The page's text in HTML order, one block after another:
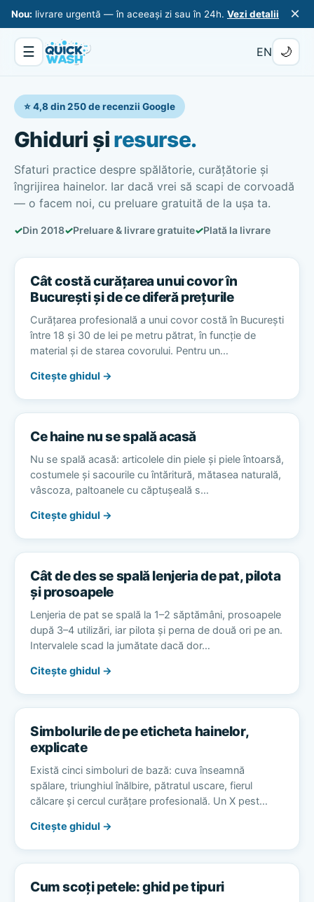
Nou: livrare urgentă — în aceeași zi sau în 24h. Vezi detalii ×
☰ EN 🌙
⭐ 4,8 din 250 de recenzii Google
Ghiduri șiresurse.
Sfaturi practice despre spălătorie, curățătorie și
îngrijirea hainelor. Iar dacă vrei să scapi de corvoadă
— o facem noi, cu preluare gratuită de la ușa ta.
✓Din 2018✓Preluare & livrare gratuite✓Plată la livrare
Cât costă curățarea unui covor în
București și de ce diferă prețurile
Curățarea profesională a unui covor costă în București
între 18 și 30 de lei pe metru pătrat, în funcție de
material și de starea covorului. Pentru un…
Citește ghidul →
Ce haine nu se spală acasă
Nu se spală acasă: articolele din piele și piele întoarsă,
costumele și sacourile cu întăritură, mătasea naturală,
vâscoza, paltoanele cu căptușeală s…
Citește ghidul →
Cât de des se spală lenjeria de pat, pilota
și prosoapele
Lenjeria de pat se spală la 1–2 săptămâni, prosoapele
după 3–4 utilizări, iar pilota și perna de două ori pe an.
Intervalele scad la jumătate dacă dor…
Citește ghidul →
Simbolurile de pe eticheta hainelor,
explicate
Există cinci simboluri de bază: cuva înseamnă
spălare, triunghiul înălbire, pătratul uscare, fierul
călcare și cercul curățare profesională. Un X pest…
Citește ghidul →
Cum scoți petele: ghid pe tipuri